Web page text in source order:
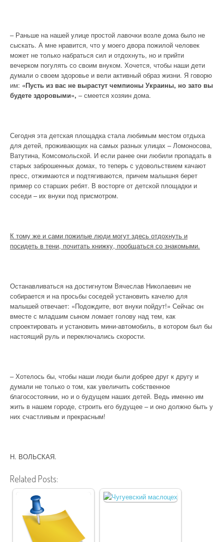
– Раньше на нашей улице простой лавочки возле дома было не
сыскать. А мне нравится, что у моего двора пожилой человек
может не только набраться сил и отдохнуть, но и прийти
вечерком погулять со своим внуком. Хочется, чтобы наши дети
думали о своем здоровье и вели активный образ жизни. Я говорю
им: «Пусть из вас не вырастут чемпионы Украины, но зато вы
будете здоровыми», – смеется хозяин дома.
Сегодня эта детская площадка стала любимым местом отдыха
для детей, проживающих на самых разных улицах – Ломоносова,
Ватутина, Комсомольской. И если ранее они любили пропадать в
старых заброшенных домах, то теперь с удовольствием качают
пресс, отжимаются и подтягиваются, причем малышня берет
пример со старших ребят. В восторге от детской площадки и
соседи – их внуки под присмотром.
К тому же и сами пожилые люди могут здесь отдохнуть и
посидеть в тени, почитать книжку, пообщаться со знакомыми.
Останавливаться на достигнутом Вячеслав Николаевич не
собирается и на просьбы соседей установить качелю для
малышей отвечает: «Подождите, вот внуки пойдут!» Сейчас он
вместе с младшим сыном ломает голову над тем, как
спроектировать и установить мини-автомобиль, в котором был бы
настоящий руль и переключались скорости.
– Хотелось бы, чтобы наши люди были добрее друг к другу и
думали не только о том, как увеличить собственное
благосостоянии, но и о будущем наших детей. Ведь именно им
жить в нашем городе, строить его будущее – и оно должно быть у
них счастливым и прекрасным!
Н. ВОЛЬСКАЯ.
Related Posts: